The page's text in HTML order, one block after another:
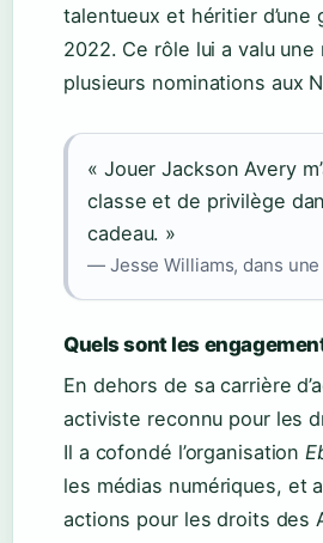
talentueux et héritier
2022. Ce rôle lui a valu
plusieurs nominations aux
« Jouer Jackson Avery
classe et de privilège
cadeau. »
— Jesse Williams, dans
Quels sont les
En dehors de sa carrière
activiste reconnu pour les
Il a cofondé l’organisation
les médias numériques, et
actions pour les droits des